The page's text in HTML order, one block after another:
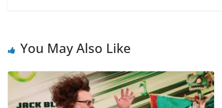
You May Also Like